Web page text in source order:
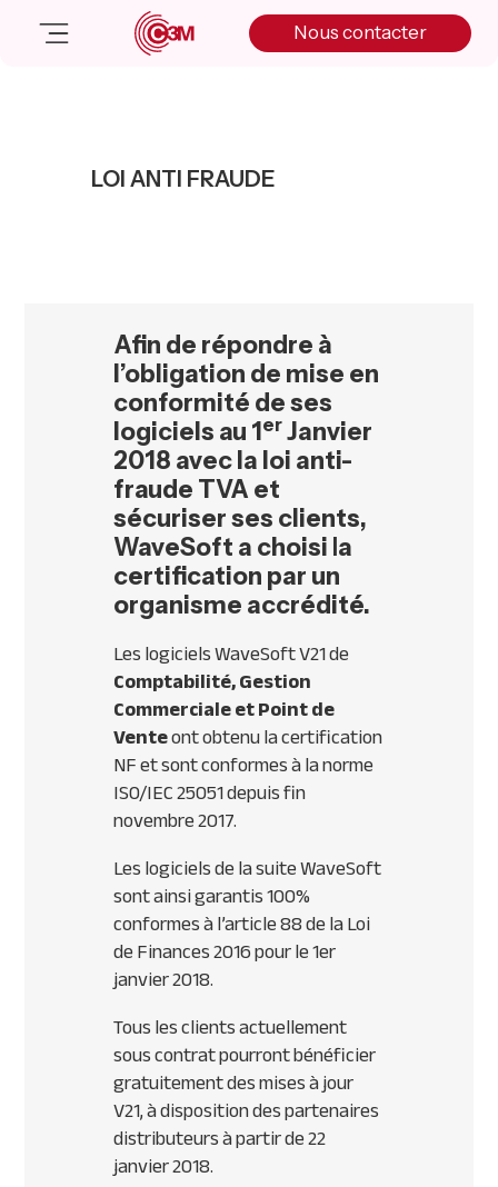
Nous contacter
Salle de presse
Nous contacter
LOI ANTI FRAUDE
Afin de répondre à
l’obligation de mise en
conformité de ses
logiciels au 1er Janvier
2018 avec la loi anti-
fraude TVA et
sécuriser ses clients,
WaveSoft a choisi la
certification par un
organisme accrédité.
Les logiciels WaveSoft V21 de
Comptabilité, Gestion
Commerciale et Point de
Venteont obtenu la certification
NF et sont conformes à la norme
ISO/IEC 25051 depuis fin
novembre 2017.
Les logiciels de la suite WaveSoft
sont ainsi garantis 100%
conformes à l’article 88 de la Loi
de Finances 2016 pour le 1er
janvier 2018.
Tous les clients actuellement
sous contrat pourront bénéficier
gratuitement des mises à jour
V21, à disposition des partenaires
distributeurs à partir de 22
janvier 2018.